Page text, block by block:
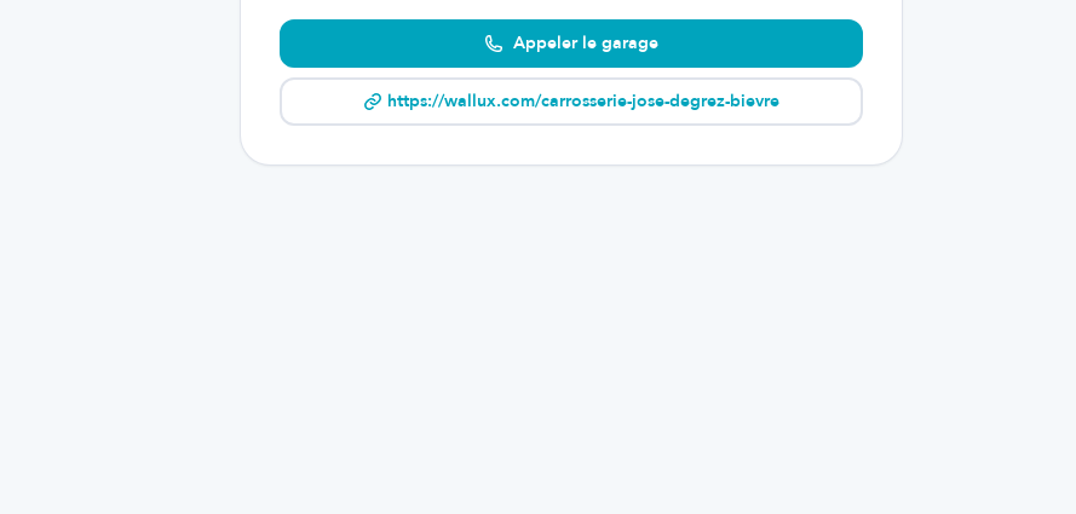
Appeler le garage
https://wallux.com/carrosserie-jose-degrez-bievre